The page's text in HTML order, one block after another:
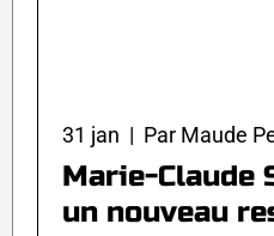
31 jan | Par Maude
Marie-Claude
un nouveau